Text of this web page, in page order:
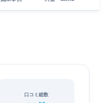
口コミ総数